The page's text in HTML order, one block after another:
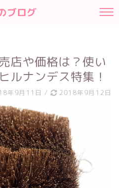
ブログ
店や価格は？使い
ルナンデス特集！
年9月11日 / 2018年9月12日